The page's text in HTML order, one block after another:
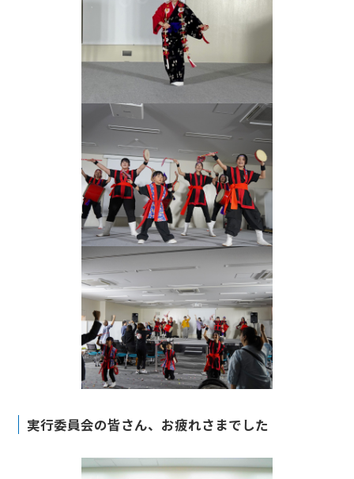
実行委員会の皆さん、お疲れさまでした